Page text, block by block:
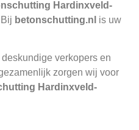
Hardinxveld-
betonschutting.nl is uw
verkopers en
zorgen wij voor
Hardinxveld-